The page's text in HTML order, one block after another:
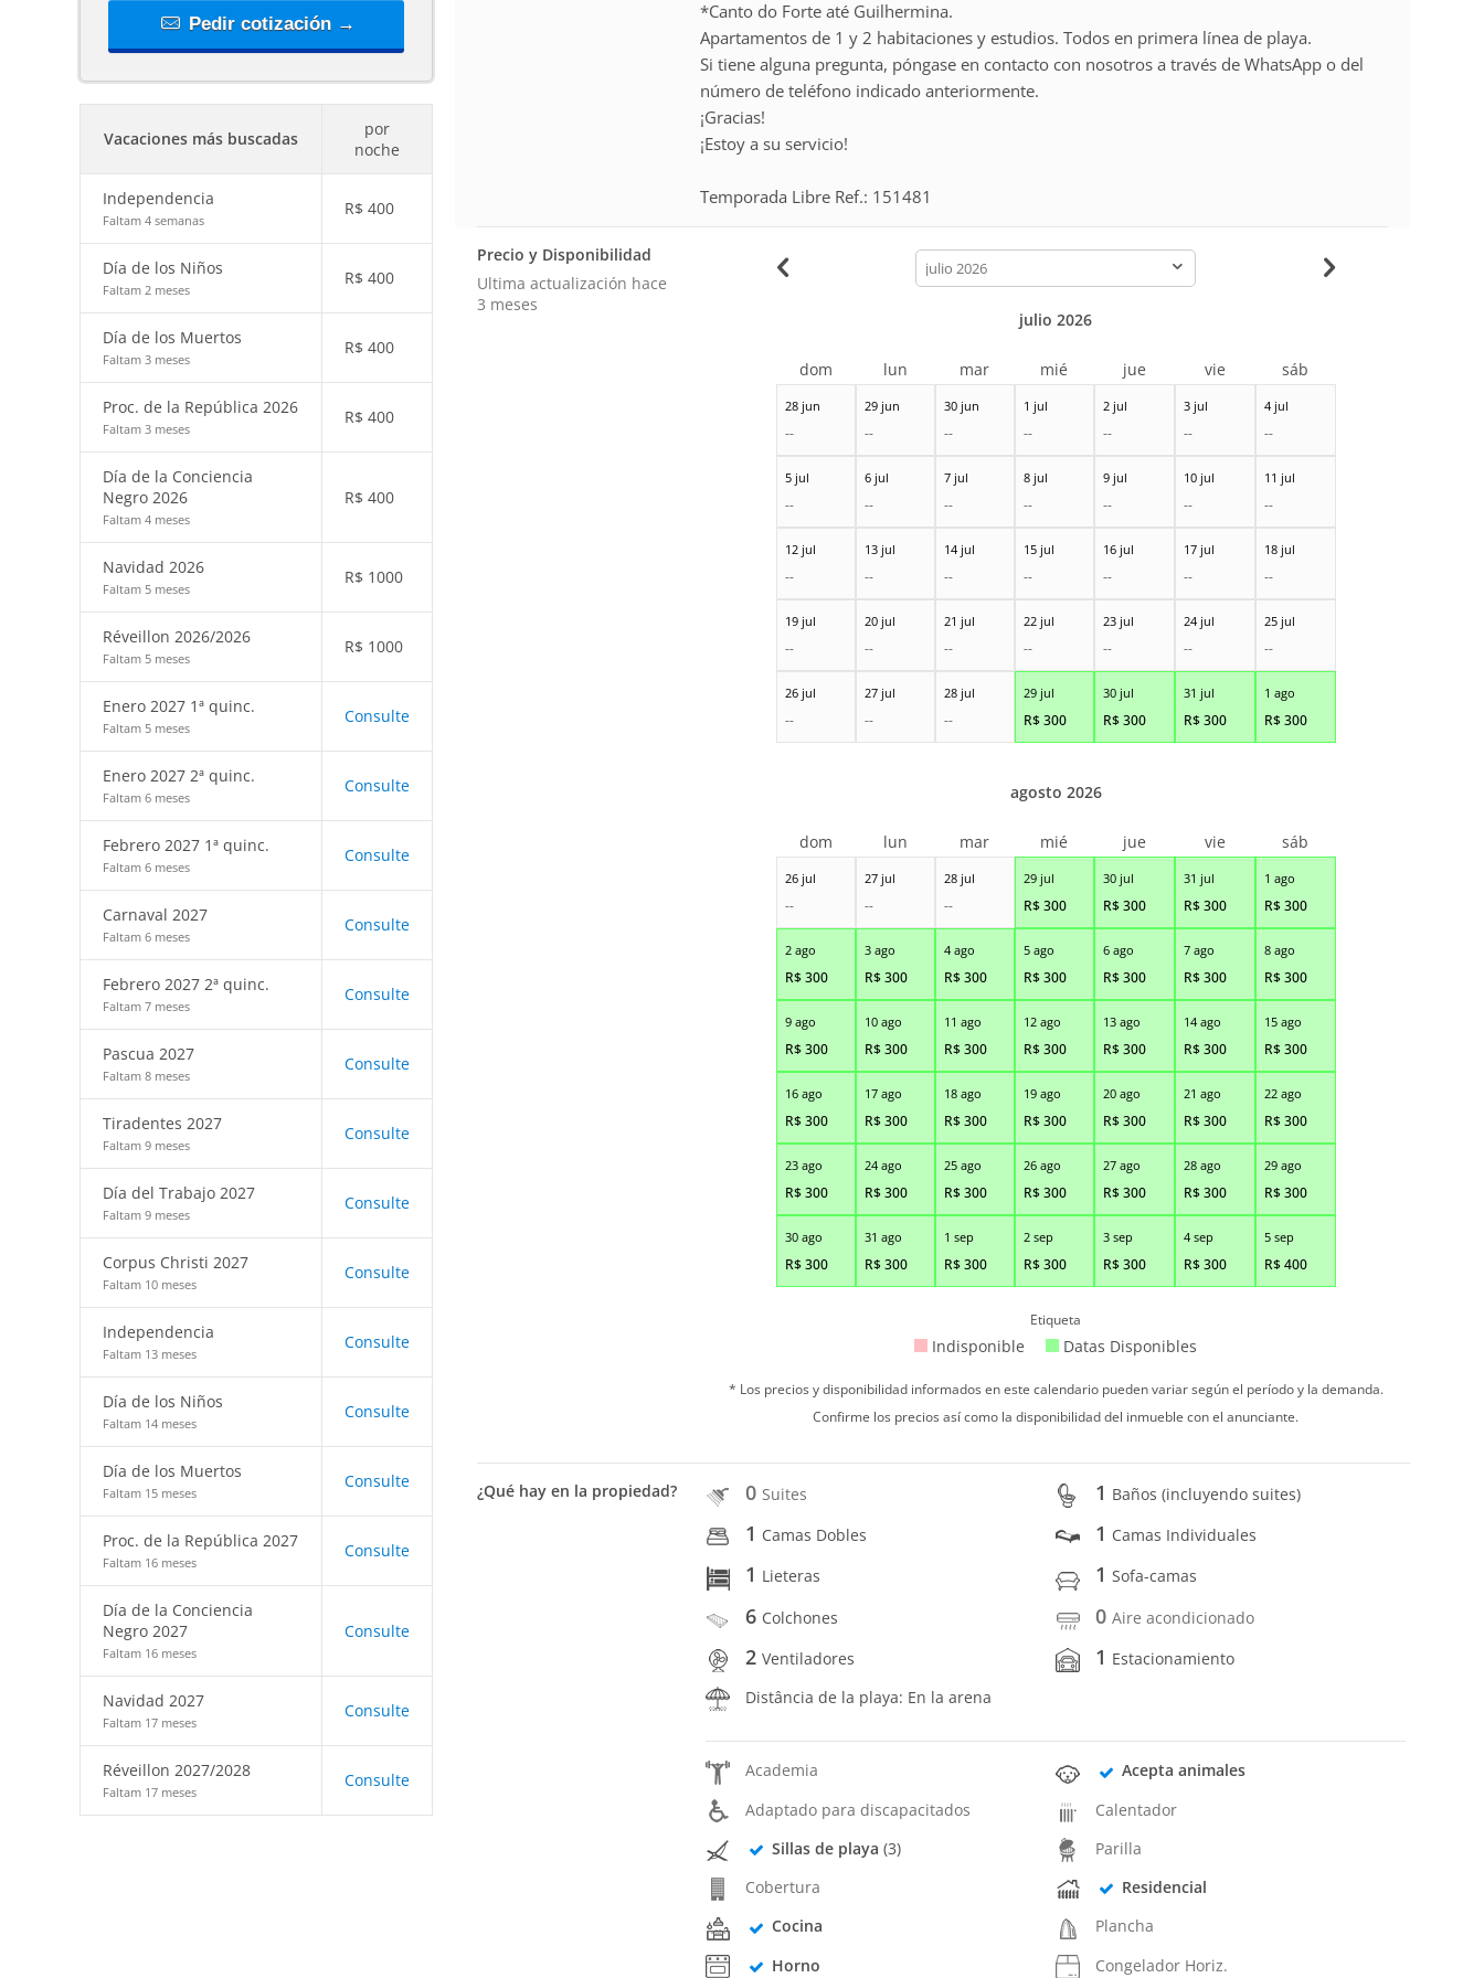
Pedir cotización →
Vacaciones más buscadas
por
noche
Independencia
Faltam 4 semanas
R$ 400
Día de los Niños
Faltam 2 meses
R$ 400
Día de los Muertos
Faltam 3 meses
R$ 400
Proc. de la República 2026
Faltam 3 meses
R$ 400
Día de la Conciencia
Negro 2026
Faltam 4 meses
R$ 400
Navidad 2026
Faltam 5 meses
R$ 1000
Réveillon 2026/2026
Faltam 5 meses
R$ 1000
Enero 2027 1ª quinc.
Faltam 5 meses
Consulte
Enero 2027 2ª quinc.
Faltam 6 meses
Consulte
Febrero 2027 1ª quinc.
Faltam 6 meses
Consulte
Carnaval 2027
Faltam 6 meses
Consulte
Febrero 2027 2ª quinc.
Faltam 7 meses
Consulte
Pascua 2027
Faltam 8 meses
Consulte
Tiradentes 2027
Faltam 9 meses
Consulte
Día del Trabajo 2027
Faltam 9 meses
Consulte
Corpus Christi 2027
Faltam 10 meses
Consulte
Independencia
Faltam 13 meses
Consulte
Día de los Niños
Faltam 14 meses
Consulte
Día de los Muertos
Faltam 15 meses
Consulte
Proc. de la República 2027
Faltam 16 meses
Consulte
Día de la Conciencia
Negro 2027
Faltam 16 meses
Consulte
Navidad 2027
Faltam 17 meses
Consulte
Réveillon 2027/2028
Faltam 17 meses
Consulte
*Canto do Forte até Guilhermina.
Apartamentos de 1 y 2 habitaciones y estudios. Todos en primera línea de playa.
Si tiene alguna pregunta, póngase en contacto con nosotros a través de WhatsApp o del
número de teléfono indicado anteriormente.
¡Gracias!
¡Estoy a su servicio!
Temporada Libre Ref.: 151481
Precio y Disponibilidad
Ultima actualización hace
3 meses
calendar-
month
28 jun
--
29 jun
--
30 jun
--
1 jul
--
2 jul
--
3 jul
--
4 jul
--
5 jul
--
6 jul
--
7 jul
--
8 jul
--
9 jul
--
10 jul
--
11 jul
--
12 jul
--
13 jul
--
14 jul
--
15 jul
--
16 jul
--
17 jul
--
18 jul
--
19 jul
--
20 jul
--
21 jul
--
22 jul
--
23 jul
--
24 jul
--
25 jul
--
26 jul
--
27 jul
--
28 jul
--
29 jul
R$300
30 jul
R$300
31 jul
R$300
1 ago
R$300
julio 2026
dom lun mar mié jue vie sáb
26 jul
--
27 jul
--
28 jul
--
29 jul
R$300
30 jul
R$300
31 jul
R$300
1 ago
R$300
2 ago
R$300
3 ago
R$300
4 ago
R$300
5 ago
R$300
6 ago
R$300
7 ago
R$300
8 ago
R$300
9 ago
R$300
10 ago
R$300
11 ago
R$300
12 ago
R$300
13 ago
R$300
14 ago
R$300
15 ago
R$300
16 ago
R$300
17 ago
R$300
18 ago
R$300
19 ago
R$300
20 ago
R$300
21 ago
R$300
22 ago
R$300
23 ago
R$300
24 ago
R$300
25 ago
R$300
26 ago
R$300
27 ago
R$300
28 ago
R$300
29 ago
R$300
30 ago
R$300
31 ago
R$300
1 sep
R$300
2 sep
R$300
3 sep
R$300
4 sep
R$300
5 sep
R$400
agosto 2026
dom lun mar mié jue vie sáb
Etiqueta
Indisponible Datas Disponibles
* Los precios y disponibilidad informados en este calendario pueden variar según el período y la demanda.
Confirme los precios así como la disponibilidad del inmueble con el anunciante.
¿Qué hay en la propiedad? 0 Suites 1 Baños (incluyendo suites)
1 Camas Dobles 1 Camas Individuales
1 Lieteras 1Sofa-camas
6 Colchones 0Aire acondicionado
2Ventiladores 1 Estacionamiento
Distância de la playa: En la arena
Academia
Acepta animales
Adaptado para discapacitados
Calentador
Sillas de playa (3)
Parilla
Cobertura
Residencial
Cocina
Plancha
Horno
Congelador Horiz.